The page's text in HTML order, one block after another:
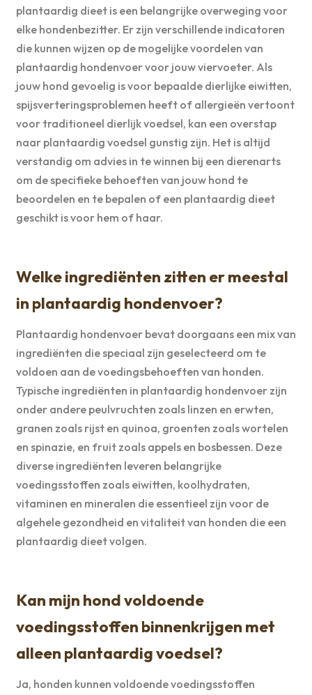
plantaardig dieet is een belangrijke overweging voor
elke hondenbezitter. Er zijn verschillende indicatoren
die kunnen wijzen op de mogelijke voordelen van
plantaardig hondenvoer voor jouw viervoeter. Als
jouw hond gevoelig is voor bepaalde dierlijke eiwitten,
spijsverteringsproblemen heeft of allergieën vertoont
voor traditioneel dierlijk voedsel, kan een overstap
naar plantaardig voedsel gunstig zijn. Het is altijd
verstandig om advies in te winnen bij een dierenarts
om de specifieke behoeften van jouw hond te
beoordelen en te bepalen of een plantaardig dieet
geschikt is voor hem of haar.
Welke ingrediënten zitten er meestal
in plantaardig hondenvoer?
Plantaardig hondenvoer bevat doorgaans een mix van
ingrediënten die speciaal zijn geselecteerd om te
voldoen aan de voedingsbehoeften van honden.
Typische ingrediënten in plantaardig hondenvoer zijn
onder andere peulvruchten zoals linzen en erwten,
granen zoals rijst en quinoa, groenten zoals wortelen
en spinazie, en fruit zoals appels en bosbessen. Deze
diverse ingrediënten leveren belangrijke
voedingsstoffen zoals eiwitten, koolhydraten,
vitaminen en mineralen die essentieel zijn voor de
algehele gezondheid en vitaliteit van honden die een
plantaardig dieet volgen.
Kan mijn hond voldoende
voedingsstoffen binnenkrijgen met
alleen plantaardig voedsel?
Ja, honden kunnen voldoende voedingsstoffen